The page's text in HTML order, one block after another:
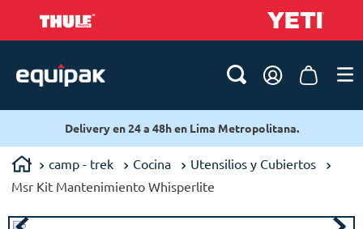
Delivery en 24 a 48h en Lima Metropolitana.
camp - trek Cocina
Utensilios y Cubiertos
Msr Kit Mantenimiento Whisperlite